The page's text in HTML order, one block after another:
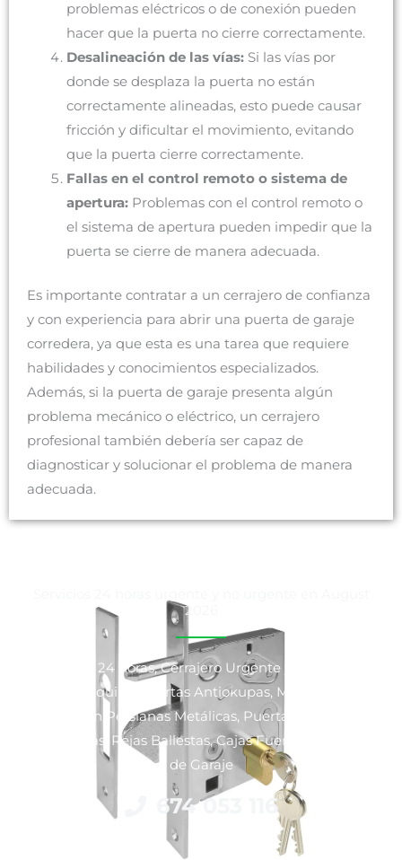
problemas eléctricos o de conexión pueden
hacer que la puerta no cierre correctamente.
Desalineación de las vías:Si las vías por
donde se desplaza la puerta no están
correctamente alineadas, esto puede causar
fricción y dificultar el movimiento, evitando
que la puerta cierre correctamente.
Fallas en el control remoto o sistema de
apertura:Problemas con el control remoto o
el sistema de apertura pueden impedir que la
puerta se cierre de manera adecuada.
Es importante contratar a un cerrajero de confianza
y con experiencia para abrir una puerta de garaje
corredera, ya que esta es una tarea que requiere
habilidades y conocimientos especializados.
Además, si la puerta de garaje presenta algún
problema mecánico o eléctrico, un cerrajero
profesional también debería ser capaz de
diagnosticar y solucionar el problema de manera
adecuada.
2026
Cerrajeros 24 horas, Cerrajero Urgente y No Urgente,
Venta y Alquiler Puertas Antiokupas, Motorización y
Reparación Persianas Metálicas, Puertas Blindadas y
Acorazadas, Rejas Ballestas, Cajas Fuertes y Puertas
de Garaje
674 053 116